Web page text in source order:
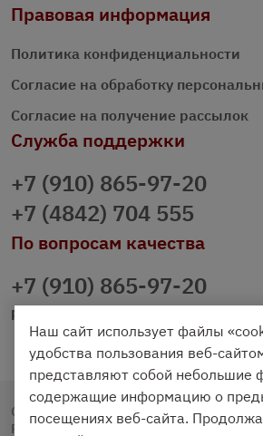
Правовая информация
Политика конфиденциальности
Согласие на обработку
Согласие на получение рассылок
Служба поддержки
+7 (910) 865-97-20
+7 (4842) 704 555
По вопросам качества
+7 (910) 865-97-20
prazdnichniy40@palmi.ru
Copyright © 2020 - 2026. Праздничный
Разработка и продвижение - Vegas
Наш сайт использует файлы
удобства пользования веб-
представляют собой небольшие
содержащие информацию о
посещениях веб-сайта.